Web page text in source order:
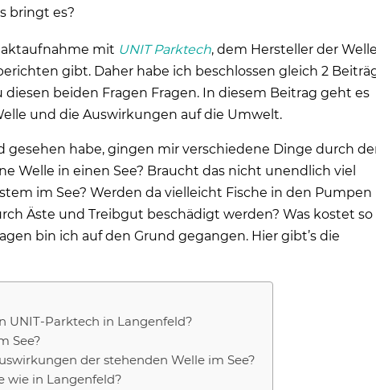
bringt es?
mit UNIT Parktech, dem Hersteller der
gibt. Daher habe ich beschlossen gleich 2
beiden Fragen Fragen. In diesem Beitrag geht es
und die Auswirkungen auf die Umwelt.
gesehen habe, gingen mir verschiedene Dinge durch
Welle in einen See? Braucht das nicht unendlich viel
im See? Werden da vielleicht Fische in den Pumpen
Äste und Treibgut beschädigt werden? Was kostet so
bin ich auf den Grund gegangen. Hier gibt’s die
UNIT-Parktech in Langenfeld?
See?
der stehenden Welle im See?
wie in Langenfeld?